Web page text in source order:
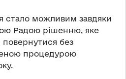
стало можливим завдяки
Радою рішенню, яке
повернутися без
процедурою